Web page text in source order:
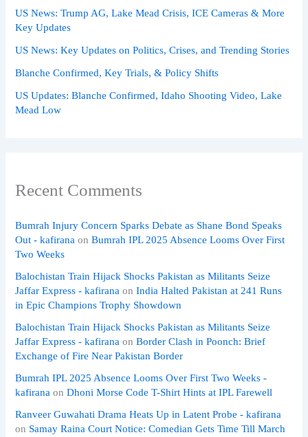
US News: Trump AG, Lake Mead Crisis, ICE Cameras & More
Key Updates
US News: Key Updates on Politics, Crises, and Trending Stories
Blanche Confirmed, Key Trials, & Policy Shifts
US Updates: Blanche Confirmed, Idaho Shooting Video, Lake
Mead Low
Recent Comments
Bumrah Injury Concern Sparks Debate as Shane Bond Speaks
Out - kafirana onBumrah IPL 2025 Absence Looms Over First
Two Weeks
Balochistan Train Hijack Shocks Pakistan as Militants Seize
Jaffar Express - kafirana onIndia Halted Pakistan at 241 Runs
in Epic Champions Trophy Showdown
Balochistan Train Hijack Shocks Pakistan as Militants Seize
Jaffar Express - kafirana onBorder Clash in Poonch: Brief
Exchange of Fire Near Pakistan Border
Bumrah IPL 2025 Absence Looms Over First Two Weeks -
kafirana onDhoni Morse Code T-Shirt Hints at IPL Farewell
Ranveer Guwahati Drama Heats Up in Latent Probe - kafirana
on Samay Raina Court Notice: Comedian Gets Time Till March